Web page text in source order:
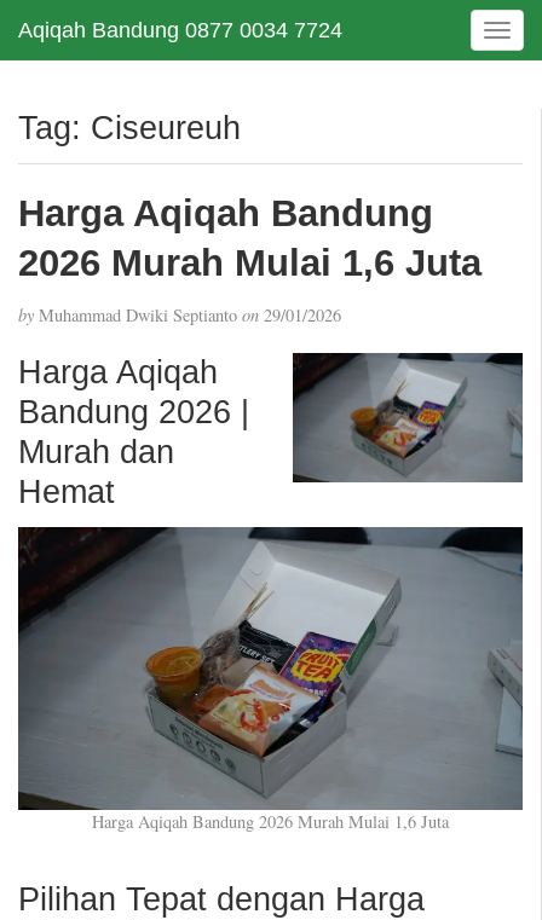
Aqiqah Bandung 0877 0034 7724
T
o
e
t
Tag: Ciseureuh
Harga Aqiqah Bandung
2026 Murah Mulai 1,6 Juta
by Muhammad Dwiki Septianto on 29/01/2026
Harga Aqiqah
Bandung 2026 |
Murah dan
Hemat
Harga Aqiqah Bandung 2026 Murah Mulai 1,6 Juta
Pilihan Tepat dengan Harga